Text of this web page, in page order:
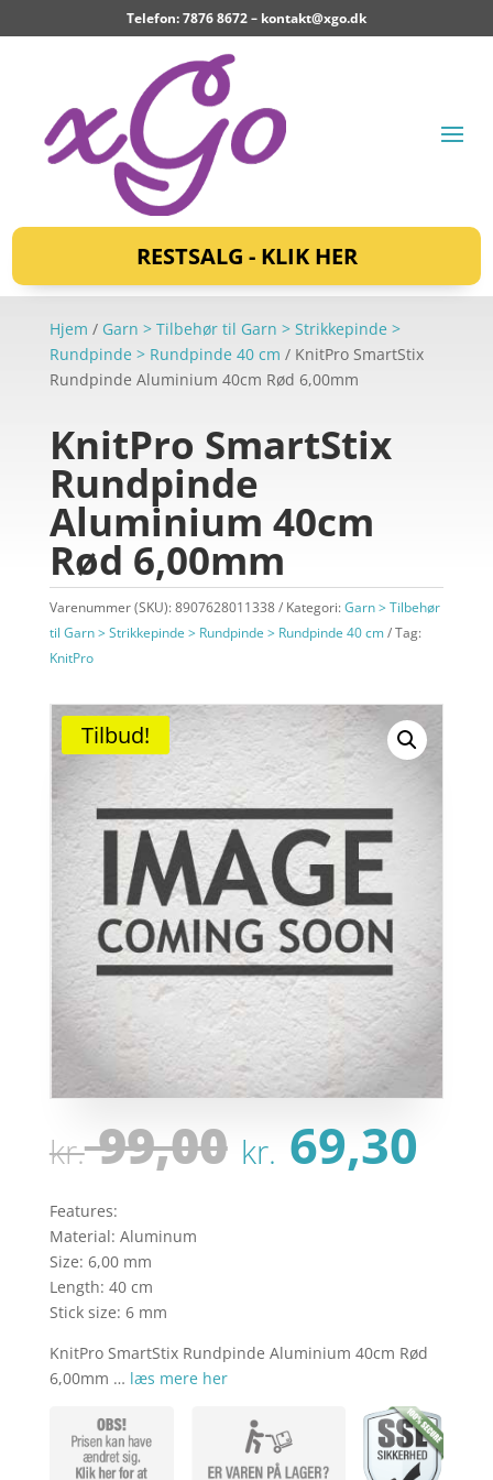
Telefon: 7876 8672 – kontakt@xgo.dk
RESTSALG - KLIK HER
Hjem / Garn > Tilbehør til Garn > Strikkepinde >
Rundpinde > Rundpinde 40 cm / KnitPro SmartStix
Rundpinde Aluminium 40cm Rød 6,00mm
KnitPro SmartStix
Rundpinde
Aluminium 40cm
Rød 6,00mm
Varenummer (SKU):8907628011338 Kategori:Garn > Tilbehør
til Garn > Strikkepinde > Rundpinde > Rundpinde 40 cm
Tag:
KnitPro
Tilbud!
kr.99,00 Den
kr. 69,30
Features:
Material: Aluminum
Size: 6,00 mm
Length: 40 cm
Stick size: 6 mm
KnitPro SmartStix Rundpinde Aluminium 40cm Rød
6,00mm … læs mere her